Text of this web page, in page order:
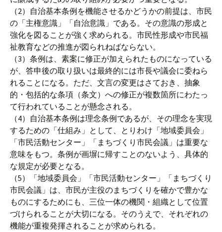
（2）自治基本条例を機能させるかどうかの前提は、市民
の「主権意識」「自治意識」である。その意識の形成と
強化を図ることが強く求められる。市民性形成や市民福
祉教育などの推進が図られねばならない。
（3）条例は、素案に修正が加えられたものになっている
が、答申後の取り扱いは最終的には市長や議会に委ねら
れることになる。ただ、文言の変更はさておき、抽象
的・包括的な条項（条文）への修正が複数箇所にわたっ
て行われていることが懸念される。
（4）自治基本条例は理念条例であるが、その理念を実現
するための「仕組み」として、とりわけ「地域委員会」
「市民活動センター」「まちづくり市民会議」は重要な
意味をもつ。条例が画塀に帰すことのないよう、具体的
な規定が必要となる。
（5）「地域委員会」「市民活動センター」「まちづくり
市民会議」は、市民が主役のまちづくりを確かで豊かな
ものにするためにも、三位一体の機関・組織として位置
づけられることが大切になる。そのうえで、それぞれの
機能が重複発揮されることが求められる。